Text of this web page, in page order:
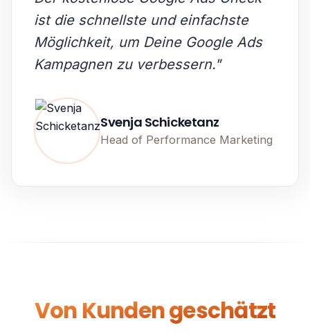
ist die schnellste und einfachste
Möglichkeit, um Deine Google Ads
Kampagnen zu verbessern."
Svenja Schicketanz
Head of Performance Marketing
Von Kunden geschätzt